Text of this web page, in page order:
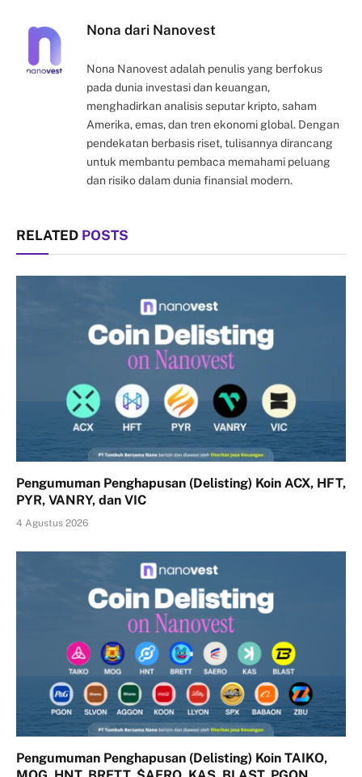
Nona dari Nanovest
Nona Nanovest adalah penulis yang berfokus
pada dunia investasi dan keuangan,
menghadirkan analisis seputar kripto, saham
Amerika, emas, dan tren ekonomi global. Dengan
pendekatan berbasis riset, tulisannya dirancang
untuk membantu pembaca memahami peluang
dan risiko dalam dunia finansial modern.
RELATED POSTS
Pengumuman Penghapusan (Delisting) Koin ACX, HFT,
PYR, VANRY, dan VIC
4 Agustus 2026
Pengumuman Penghapusan (Delisting) Koin TAIKO,